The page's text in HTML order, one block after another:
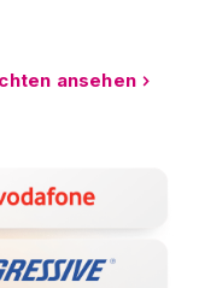
ansehen